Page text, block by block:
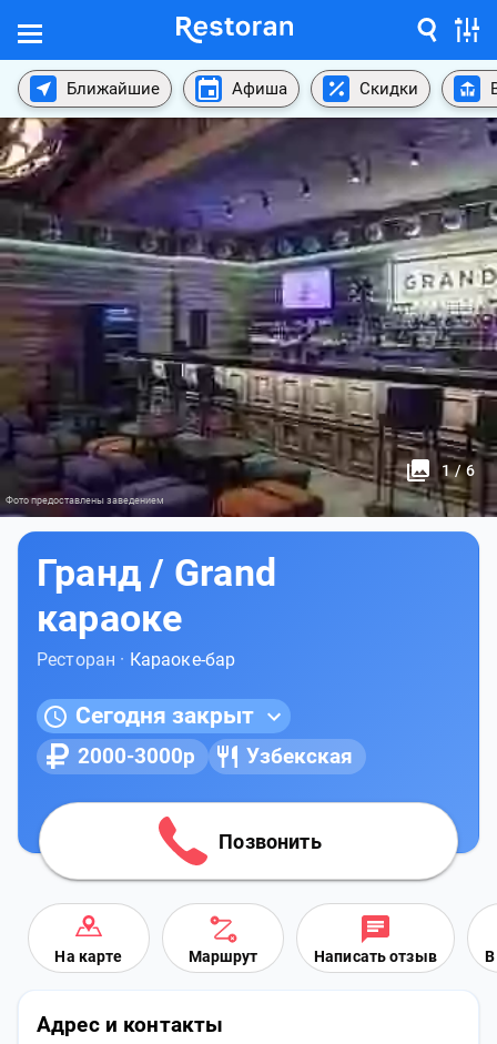
Ближайшие Афиша Скидки
1 / 6
Фото предоставлены заведением
Гранд / Grand
караоке
Ресторан · Караоке-бар
Сегодня закрыт
2000-3000р Узбекская
Позвонить
На карте Маршрут Написать отзыв В
Адрес и контакты